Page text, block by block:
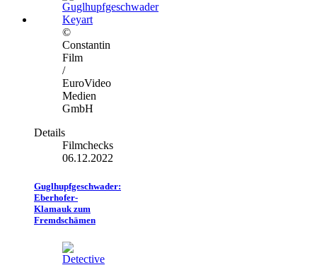
©
Constantin
Film
/
EuroVideo
Medien
GmbH
Details
Filmchecks
06.12.2022
Guglhupfgeschwader:
Eberhofer-
Klamauk zum
Fremdschämen